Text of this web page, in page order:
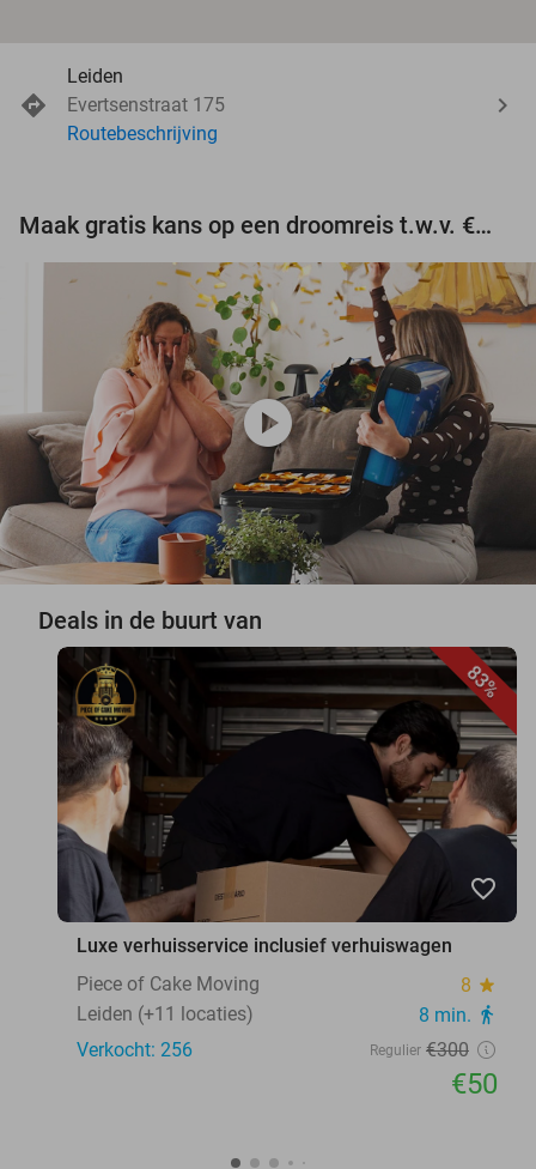
Leiden
Evertsenstraat 175
Routebeschrijving
Maak gratis kans op een droomreis t.w.v. €3.000!
play_circle
Deals in de buurt van
83%
favorite_border
Luxe verhuisservice inclusief verhuiswagen
Piece of Cake Moving
8 star
Leiden (+11 locaties) 8 min. directions_walk
Verkocht: 256 Regulier €300
€50